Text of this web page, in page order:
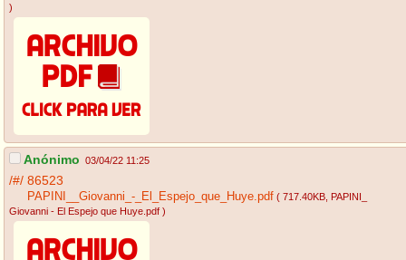
)
Anónimo 03/04/22 11:25
/#/ 86523
PAPINI__Giovanni_-_El_Espejo_que_Huye.pdf ( 717.40KB , PAPINI_
Giovanni - El Espejo que Huye.pdf )